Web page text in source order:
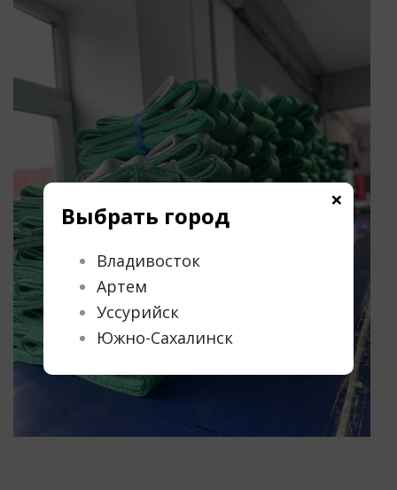
Выбрать город
Владивосток
Артем
Уссурийск
Южно-Сахалинск
×